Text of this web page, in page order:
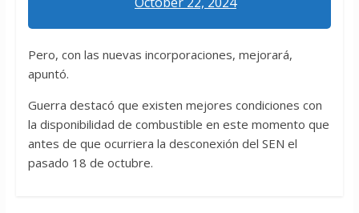
Pero, con las nuevas incorporaciones, mejorará,
apuntó.
Guerra destacó que existen mejores condiciones con
la disponibilidad de combustible en este momento que
antes de que ocurriera la desconexión del SEN el
pasado 18 de octubre.